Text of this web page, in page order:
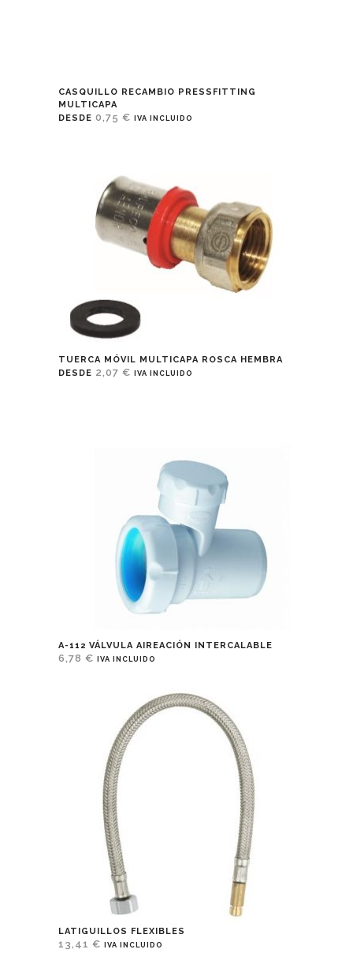
CASQUILLO RECAMBIO PRESSFITTING
MULTICAPA
DESDE 0,75 € IVA INCLUIDO
TUERCA MÓVIL MULTICAPA ROSCA HEMBRA
DESDE 2,07 € IVA INCLUIDO
A-112 VÁLVULA AIREACIÓN INTERCALABLE
6,78 € IVA INCLUIDO
LATIGUILLOS FLEXIBLES
13,41 € IVA INCLUIDO